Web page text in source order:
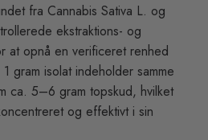
fra Cannabis Sativa L. og
ekstraktions- og
at opnå en verificeret renhed
gram isolat indeholder samme
ca. 5–6 gram topskud, hvilket
og effektivt i sin